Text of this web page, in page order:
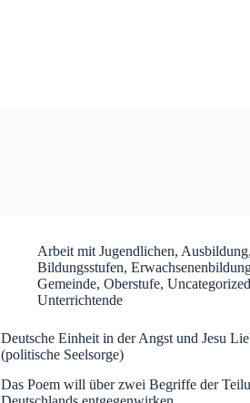
Arbeit mit Jugendlichen, Ausbildung,
Bildungsstufen,
Gemeinde,Oberstufe,Uncategorized
Unterrichtende
Deutsche Einheit in der Angst und Jesu
(politische Seelsorge)
Das Poem will über zwei Begriffe der